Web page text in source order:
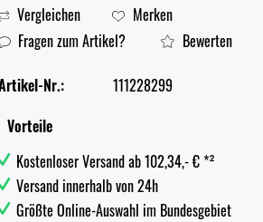
Vergleichen
Merken
Fragen zum Artikel?
Bewerten
Nr.:
111228299
Vorteile
Kostenloser Versand ab 102,34,- € *²
Versand innerhalb von 24h
Größte Online-Auswahl im Bundesgebiet